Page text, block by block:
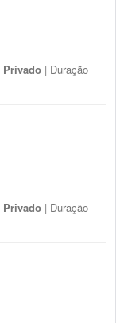
Privado | Duração
Privado | Duração